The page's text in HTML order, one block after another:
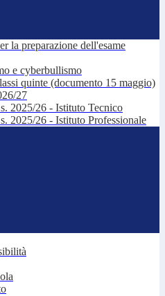
la preparazione dell'esame
e cyberbullismo
quinte (documento 15 maggio)
27
2025/26 - Istituto Tecnico
2025/26 - Istituto Professionale